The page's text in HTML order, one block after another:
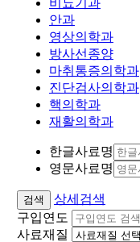
비뇨기과
안과
영상의학과
방사선종양
마취통증의학과
진단검사의학과
핵의학과
재활의학과
한글사료명
영문사료명
상세검색
구입연도
사료재질